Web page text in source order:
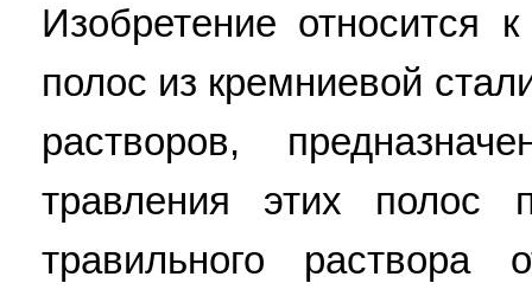
Изобретение относится
полос из кремниевой
растворов,
травления этих полос
травильного